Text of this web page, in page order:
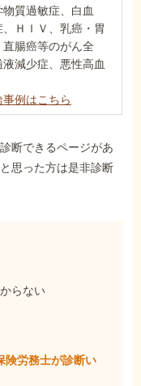
質過敏症、白血
ＨＩＶ、乳癌・胃
腸癌等のがん全
減少症、悪性高血
例はこちら
断できるページがあ
思った方は是非診断
らない
険労務士が診断い